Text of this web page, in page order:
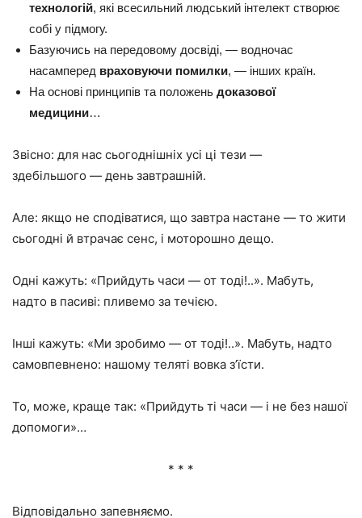
технологій, які всесильний людський інтелект створює
собі у підмогу.
Базуючись на передовому досвіді, — водночас
насамперед враховуючи помилки, — інших країн.
На основі принципів та положень доказової
медицини…
Звісно: для нас сьогоднішніх усі ці тези —
здебільшого — день завтрашній.
Але: якщо не сподіватися, що завтра настане — то жити
сьогодні й втрачає сенс, і моторошно дещо.
Одні кажуть: «Прийдуть часи — от тоді!..». Мабуть,
надто в пасиві: пливемо за течією.
Інші кажуть: «Ми зробимо — от тоді!..». Мабуть, надто
самовпевнено: нашому теляті вовка з’їсти.
То, може, краще так: «Прийдуть ті часи — і не без нашої
допомоги»…
* * *
Відповідально запевняємо.